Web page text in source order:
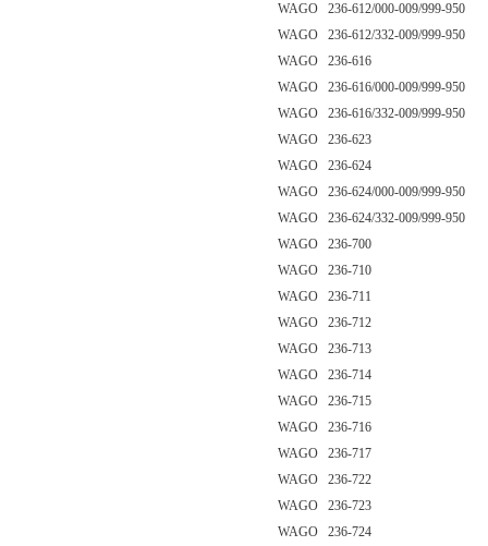
WAGO 236-612/000-009/999-950
WAGO 236-612/332-009/999-950
WAGO 236-616
WAGO 236-616/000-009/999-950
WAGO 236-616/332-009/999-950
WAGO 236-623
WAGO 236-624
WAGO 236-624/000-009/999-950
WAGO 236-624/332-009/999-950
WAGO 236-700
WAGO 236-710
WAGO 236-711
WAGO 236-712
WAGO 236-713
WAGO 236-714
WAGO 236-715
WAGO 236-716
WAGO 236-717
WAGO 236-722
WAGO 236-723
WAGO 236-724